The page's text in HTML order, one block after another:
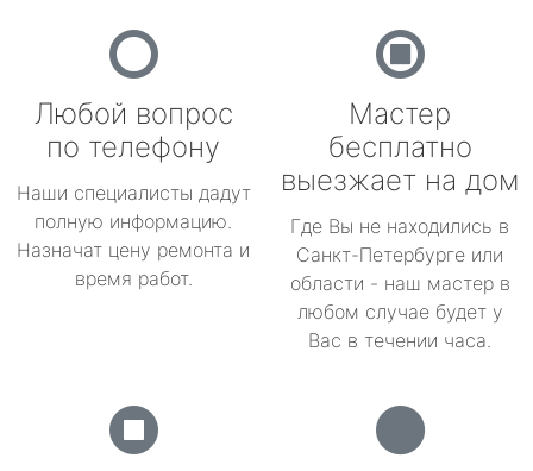
Любой вопрос
по телефону
Наши специалисты дадут
полную информацию.
Назначат цену ремонта и
время работ.
Мастер
бесплатно
выезжает на дом
Где Вы не находились в
Санкт-Петербурге или
области - наш мастер в
любом случае будет у
Вас в течении часа.